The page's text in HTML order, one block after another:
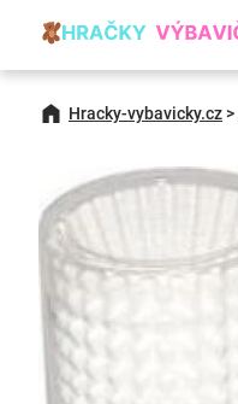
Hracky-vybavicky.cz>